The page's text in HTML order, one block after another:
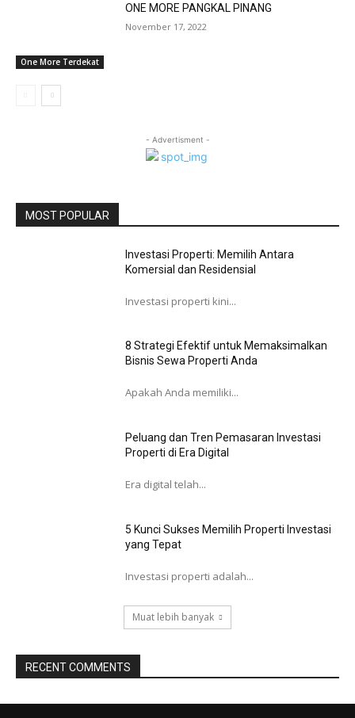
One More Terdekat
ONE MORE PANGKAL PINANG
November 17, 2022
- Advertisment -
MOST POPULAR
Investasi Properti: Memilih Antara
Komersial dan Residensial
Investasi properti kini...
8 Strategi Efektif untuk Memaksimalkan
Bisnis Sewa Properti Anda
Apakah Anda memiliki...
Peluang dan Tren Pemasaran Investasi
Properti di Era Digital
Era digital telah...
5 Kunci Sukses Memilih Properti Investasi
yang Tepat
Investasi properti adalah...
Muat lebih banyak
RECENT COMMENTS